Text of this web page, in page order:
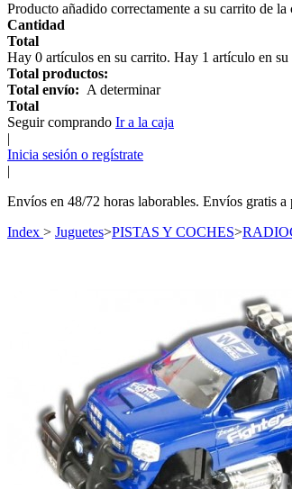
Producto añadido correctamente a su carrito de la
Cantidad
Total
Hay 0 artículos en su carrito. Hay 1 artículo en su
Total productos:
Total envío: A determinar
Total
Seguir comprando Ir a la caja
|
Inicia sesión o regístrate
|
Envíos en 48/72 horas laborables. Envíos gratis
Index > Juguetes>PISTAS Y COCHES>